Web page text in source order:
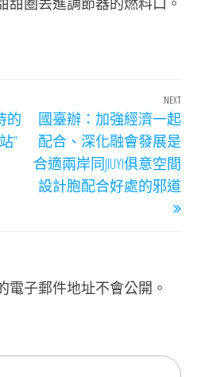
的
”
Next
Post
NEXT
國臺辦：加強經濟一起
配合、深化融會發展是
合適兩岸同JIUYI俱意空間
設計胞配合好處的邪道
電子郵件地址不會公開。